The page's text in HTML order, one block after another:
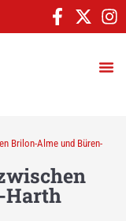
Brilon-Alme und Büren-
Harth